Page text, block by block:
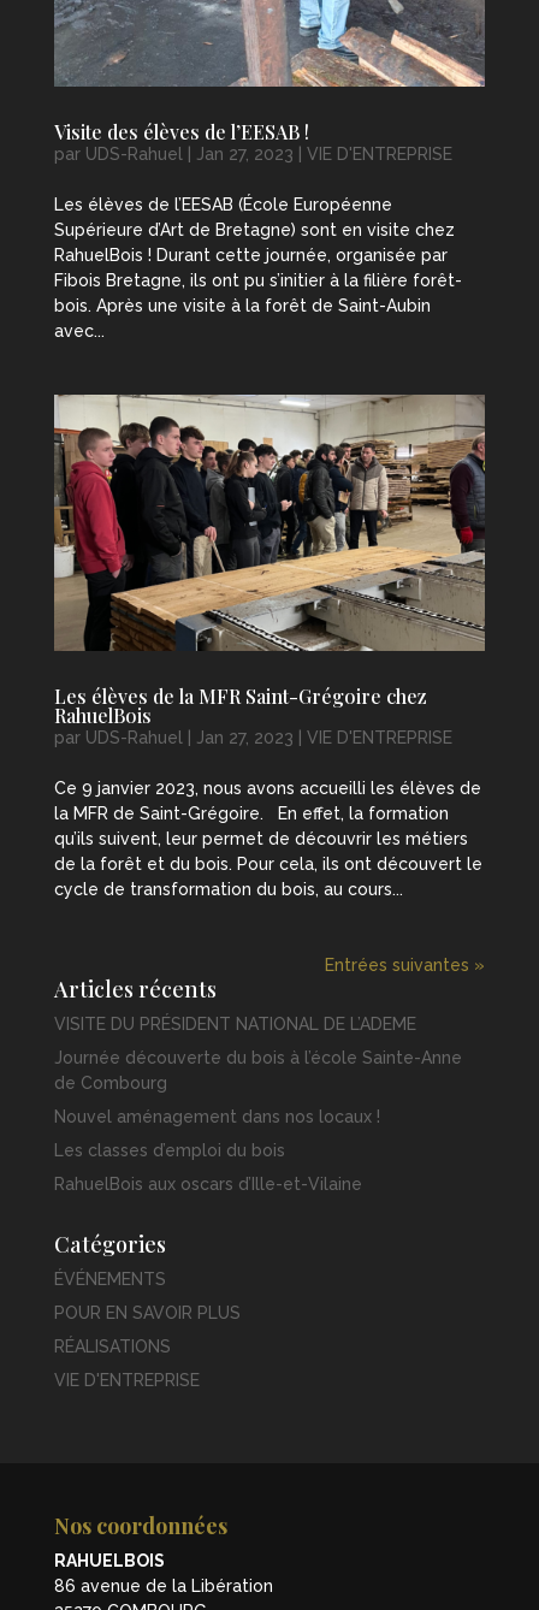
Visite des élèves de l’EESAB !
par UDS-Rahuel Jan 27, 2023 VIE D'ENTREPRISE
Les élèves de l’EESAB (École Européenne
Supérieure d’Art de Bretagne) sont en visite chez
RahuelBois ! Durant cette journée, organisée par
Fibois Bretagne, ils ont pu s’initier à la filière forêt-
bois. Après une visite à la forêt de Saint-Aubin
avec...
Les élèves de la MFR Saint-Grégoire chez
RahuelBois
par UDS-Rahuel Jan 27, 2023 VIE D'ENTREPRISE
Ce 9 janvier 2023, nous avons accueilli les élèves de
la MFR de Saint-Grégoire. En effet, la formation
qu’ils suivent, leur permet de découvrir les métiers
de la forêt et du bois. Pour cela, ils ont découvert le
cycle de transformation du bois, au cours...
Entrées suivantes »
Articles récents
VISITE DU PRÉSIDENT NATIONAL DE L’ADEME
Journée découverte du bois à l’école Sainte-Anne
de Combourg
Nouvel aménagement dans nos locaux !
Les classes d’emploi du bois
RahuelBois aux oscars d’Ille-et-Vilaine
Catégories
ÉVÉNEMENTS
POUR EN SAVOIR PLUS
RÉALISATIONS
VIE D'ENTREPRISE
Nos coordonnées
RAHUELBOIS
86 avenue de la Libération